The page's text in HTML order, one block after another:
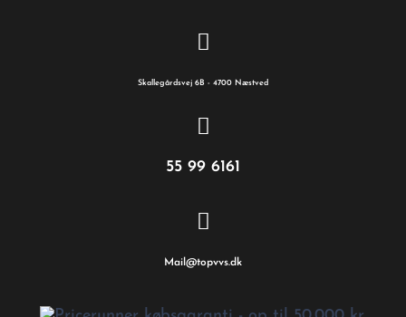
Skallegårdsvej 6B - 4700 Næstved
55 99 6161
Mail@topvvs.dk